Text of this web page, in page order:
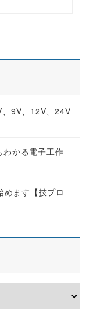
9V、12V、24V
わかる電子工作
ます【技プロ